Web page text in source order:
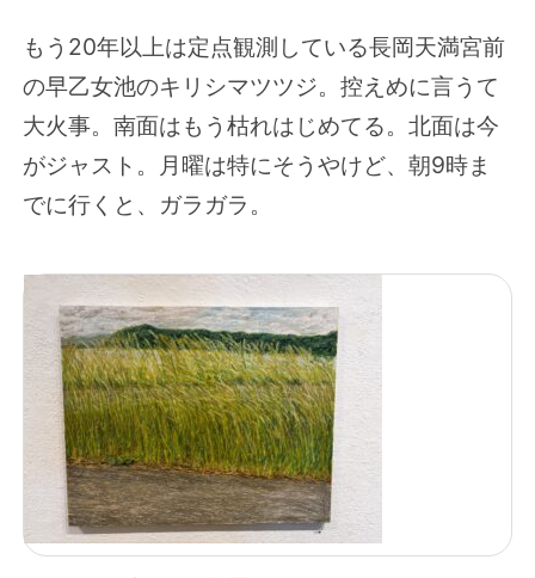
もう20年以上は定点観測している長岡天満宮前
の早乙女池のキリシマツツジ。控えめに言うて
大火事。南面はもう枯れはじめてる。北面は今
がジャスト。月曜は特にそうやけど、朝9時ま
でに行くと、ガラガラ。